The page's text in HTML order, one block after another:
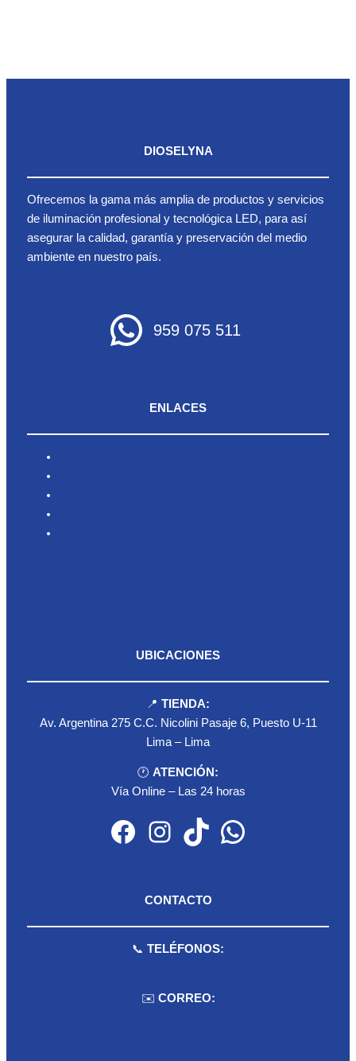
DIOSELYNA
Ofrecemos la gama más amplia de productos y servicios
de iluminación profesional y tecnológica LED, para así
asegurar la calidad, garantía y preservación del medio
ambiente en nuestro país.
959 075 511
ENLACES
UBICACIONES
📍 TIENDA:
Av. Argentina 275 C.C. Nicolini Pasaje 6, Puesto U-11
Lima – Lima
🕐 ATENCIÓN:
Vía Online – Las 24 horas
Facebook Instagram TikTok WhatsApp
CONTACTO
📞 TELÉFONOS:
✉️ CORREO: